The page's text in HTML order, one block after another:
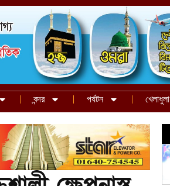
বন্দর পর্যটন খেলাধুলা